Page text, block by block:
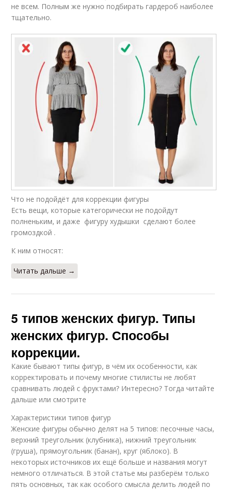
не всем. Полным же нужно подбирать гардероб наиболее
тщательно.
Что не подойдёт для коррекции фигуры
Есть вещи, которые категорически не подойдут
полненьким, и даже фигуру худышки сделают более
громоздкой .
К ним относят:
Читать дальше →
5 типов женских фигур. Типы
женских фигур. Способы
коррекции.
Какие бывают типы фигур, в чём их особенности, как
корректировать и почему многие стилисты не любят
сравнивать людей с фруктами? Интересно? Тогда читайте
дальше или смотрите
Характеристики типов фигур
Женские фигуры обычно делят на 5 типов: песочные часы,
верхний треугольник (клубника), нижний треугольник
(груша), прямоугольник (банан), круг (яблоко). В
некоторых источников их ещё больше и названия могут
немного отличаться. В этой статье мы разберём только
пять основных, так как особого смысла делить людей по